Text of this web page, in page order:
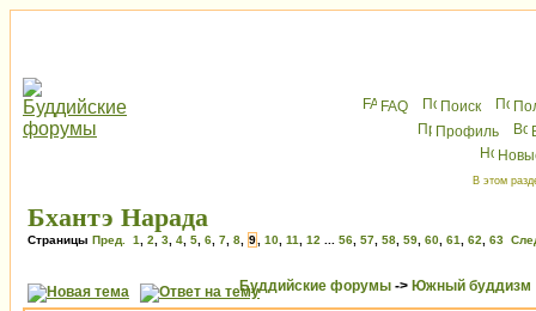
FAQ Поиск
Профиль
В этом
Бхантэ Нарада
Страницы Пред. 1 2 3 4 5 6 7 8 9 10 11 12 56 57 58 59 60 61 62 63
Буддийские форумы -> Южный буддизм